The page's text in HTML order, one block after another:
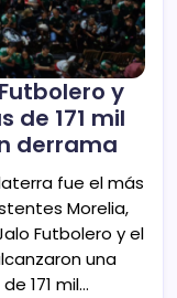
y
de 171 mil
derrama
fue el más
Morelia,
Futbolero y el
una
171 mil…